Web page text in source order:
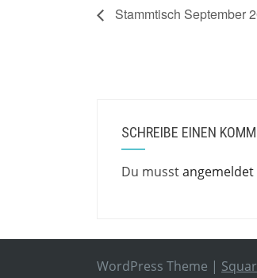
Stammtisch September
SCHREIBE EINEN
Du musstangemeldet
WordPress Theme |